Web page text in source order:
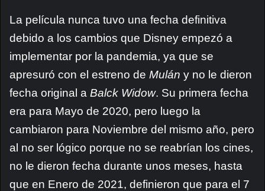
La película nunca tuvo una fecha definitiva
debido a los cambios que Disney empezó a
implementar por la pandemia, ya que se
apresuró con el estreno de Mulán y no le dieron
fecha original a Balck Widow. Su primera fecha
era para Mayo de 2020, pero luego la
cambiaron para Noviembre del mismo año, pero
al no ser lógico porque no se reabrían los cines,
no le dieron fecha durante unos meses, hasta
que en Enero de 2021, definieron que para el 7